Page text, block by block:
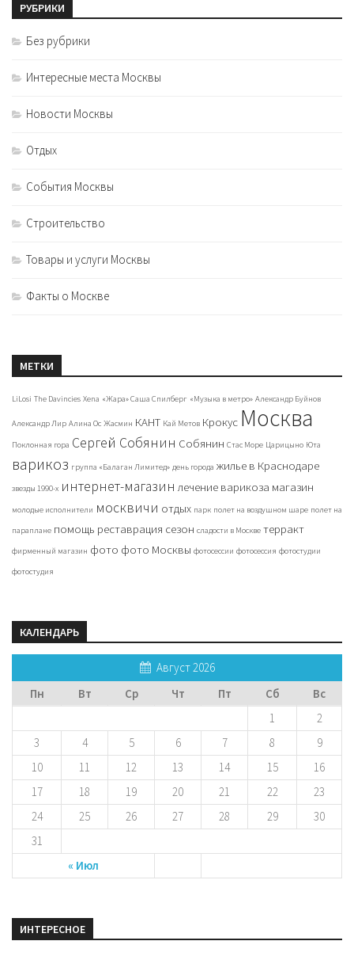
РУБРИКИ
Без рубрики
Интересные места Москвы
Новости Москвы
Отдых
События Москвы
Строительство
Товары и услуги Москвы
Факты о Москве
МЕТКИ
LiLosi The Davincies Xena «Жара» Саша Спилберг «Музыка в метро» Александр Буйнов
Александр Лир Алина Ос Жасмин КАНТ Кай Метов Крокус Москва
Поклонная гора Сергей Собянин Собянин Стас Море Царицыно Юта
варикоз группа «Балаган Лимитед» день города жилье в Краснодаре
звезды 1990-х интернет-магазин лечение варикоза магазин
молодые исполнители москвичи отдых парк полет на воздушном шаре полет на
параплане помощь реставрация сезон сладости в Москве терракт
фирменный магазин фото фото Москвы фотосессии фотосессия фотостудии
фотостудия
КАЛЕНДАРЬ
Август 2026
Пн
Вт Ср Чт Пт Сб Вс
« Июл
1
2
3
4 5 6 7 8
9
10
11 12 13 14 15
16
17
18 19 20 21 22
23
24
25 26 27 28 29
30
31
ИНТЕРЕСНОЕ